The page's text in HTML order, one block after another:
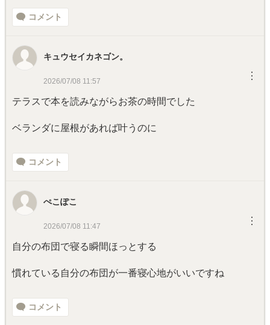
コメント
キュウセイカネゴン。
2026/07/08 11:57 ︙
テラスで本を読みながらお茶の時間でした
ベランダに屋根があれば叶うのに
コメント
ぺこぽこ
2026/07/08 11:47 ︙
自分の布団で寝る瞬間ほっとする
慣れている自分の布団が一番寝心地がいいですね
コメント